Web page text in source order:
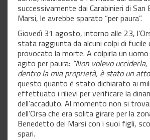
successivamente dai Carabinieri di
Marsi, le avrebbe sparato “per paura”.
Giovedì 31 agosto, intorno alle 23,
stata raggiunta da alcuni colpi di fucile
provocato la morte. A colpirla un uomo
agito per paura: “Non volevo
dentro la mia proprietà, è stato un
questo quanto è stato dichiarato ai
effettuato i rilievi per verificare la
dell’accaduto. Al momento non si
dell’Orsa che era solita girare per la
Benedetto dei Marsi con i suoi figli,
spari.